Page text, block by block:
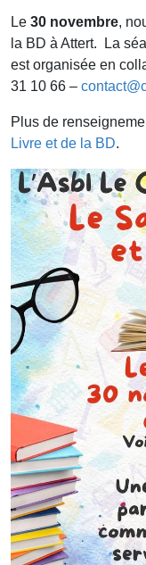
Le 30 novembre,
la BD à Attert. La
est organisée en
31 10 66 –
Plus de
Livre et de la BD.